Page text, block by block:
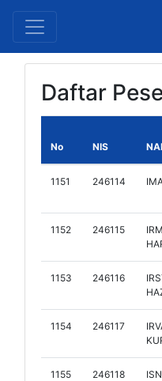
Daftar
No NIS
1151 246114
1152 246115
1153 246116
1154 246117
1155 246118